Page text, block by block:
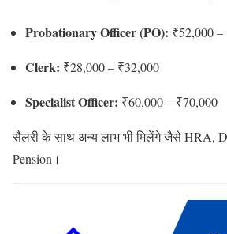
Probationary Officer (PO): ₹52,000 –
Clerk: ₹28,000 – ₹32,000
Specialist Officer: ₹60,000 – ₹70,000
सैलरी के साथ अन्य लाभ भी मिलेंगे जैसे HRA,
Pension।